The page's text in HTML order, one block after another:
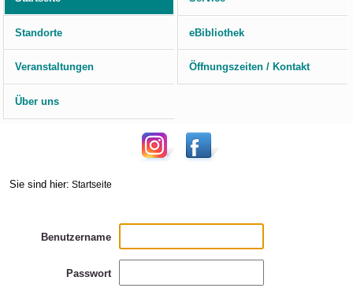
Standorte eBibliothek
Veranstaltungen Öffnungszeiten / Kontakt
Über uns
Sie sind hier: Startseite
Benutzername
Passwort